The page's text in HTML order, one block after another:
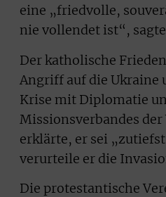
eine „friedvolle,
nie vollendet ist“,
Der katholische
Angriff auf die Ukraine
Krise mit Diplomatie
Missionsverbandes
erklärte, er sei
verurteile er die
Die protestantische